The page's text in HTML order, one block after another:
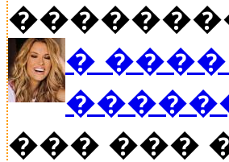
�
��� ���